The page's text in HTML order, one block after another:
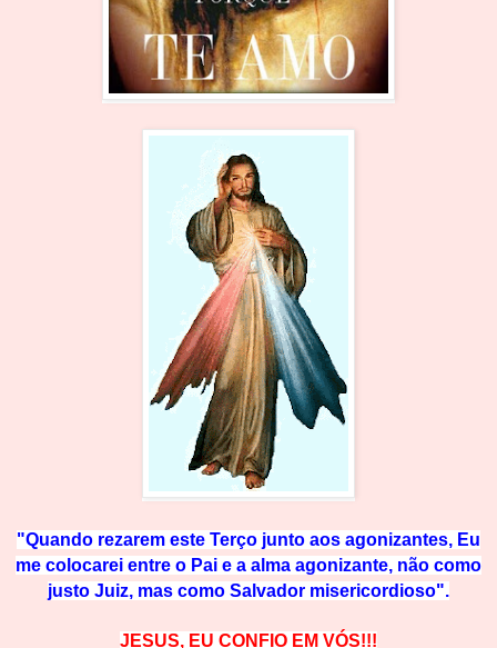
"Quando rezarem este Terço junto aos agonizantes, Eu
me colocarei entre o Pai e a alma agonizante, não como
justo Juiz, mas como Salvador misericordioso".
JESUS, EU CONFIO EM VÓS!!!